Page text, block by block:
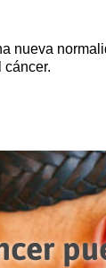
nueva
cáncer.